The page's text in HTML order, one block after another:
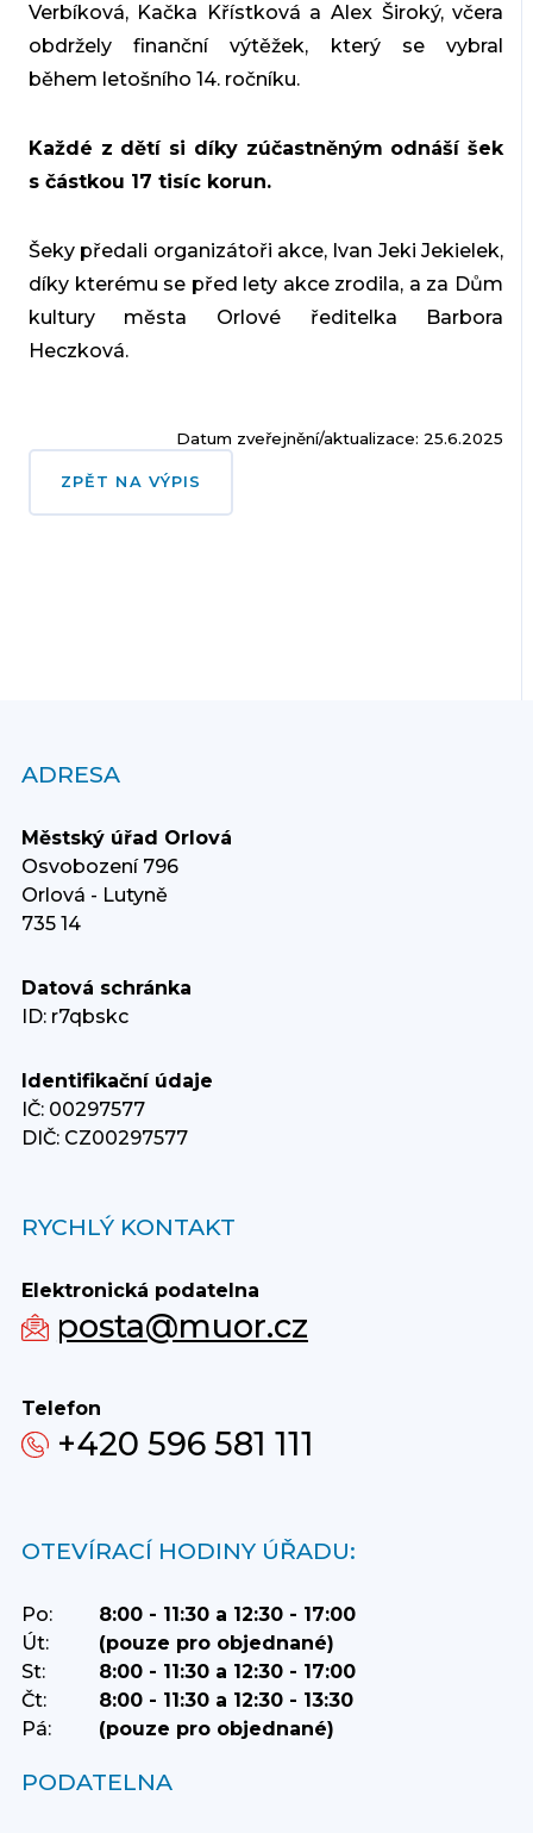
Verbíková, Kačka Křístková a Alex Široký, včera
obdržely finanční výtěžek, který se vybral
během letošního 14. ročníku.
Každé z dětí si díky zúčastněným odnáší šek
s částkou 17 tisíc korun.
Šeky předali organizátoři akce, Ivan Jeki Jekielek,
díky kterému se před lety akce zrodila, a za Dům
kultury města Orlové ředitelka Barbora
Heczková.
Datum zveřejnění/aktualizace: 25.6.2025
ZPĚT NA VÝPIS
ADRESA
Městský úřad Orlová
Osvobození 796
Orlová - Lutyně
735 14
Datová schránka
ID: r7qbskc
Identifikační údaje
IČ: 00297577
DIČ: CZ00297577
RYCHLÝ KONTAKT
Elektronická podatelna
posta@muor.cz
Telefon
+420 596 581 111
OTEVÍRACÍ HODINY ÚŘADU:
Po:
8:00 - 11:30 a 12:30 - 17:00
Út:
(pouze pro objednané)
St:
8:00 - 11:30 a 12:30 - 17:00
Čt:
8:00 - 11:30 a 12:30 - 13:30
Pá:
(pouze pro objednané)
PODATELNA